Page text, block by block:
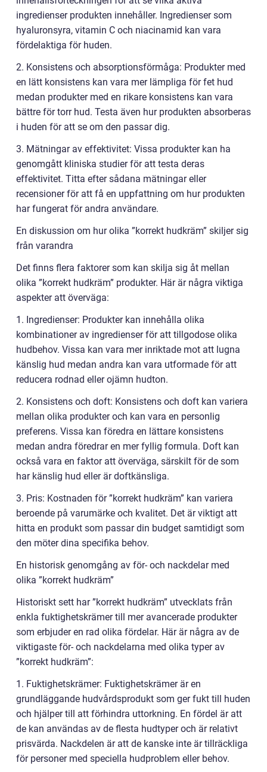
ingredienser produkten innehåller. Ingredienser som
hyaluronsyra, vitamin C och niacinamid kan vara
fördelaktiga för huden.
2. Konsistens och absorptionsförmåga: Produkter med
en lätt konsistens kan vara mer lämpliga för fet hud
medan produkter med en rikare konsistens kan vara
bättre för torr hud. Testa även hur produkten absorberas
i huden för att se om den passar dig.
3. Mätningar av effektivitet: Vissa produkter kan ha
genomgått kliniska studier för att testa deras
effektivitet. Titta efter sådana mätningar eller
recensioner för att få en uppfattning om hur produkten
har fungerat för andra användare.
En diskussion om hur olika ”korrekt hudkräm” skiljer sig
från varandra
Det finns flera faktorer som kan skilja sig åt mellan
olika ”korrekt hudkräm” produkter. Här är några viktiga
aspekter att överväga:
1. Ingredienser: Produkter kan innehålla olika
kombinationer av ingredienser för att tillgodose olika
hudbehov. Vissa kan vara mer inriktade mot att lugna
känslig hud medan andra kan vara utformade för att
reducera rodnad eller ojämn hudton.
2. Konsistens och doft: Konsistens och doft kan variera
mellan olika produkter och kan vara en personlig
preferens. Vissa kan föredra en lättare konsistens
medan andra föredrar en mer fyllig formula. Doft kan
också vara en faktor att överväga, särskilt för de som
har känslig hud eller är doftkänsliga.
3. Pris: Kostnaden för ”korrekt hudkräm” kan variera
beroende på varumärke och kvalitet. Det är viktigt att
hitta en produkt som passar din budget samtidigt som
den möter dina specifika behov.
En historisk genomgång av för- och nackdelar med
olika ”korrekt hudkräm”
Historiskt sett har ”korrekt hudkräm” utvecklats från
enkla fuktighetskrämer till mer avancerade produkter
som erbjuder en rad olika fördelar. Här är några av de
viktigaste för- och nackdelarna med olika typer av
”korrekt hudkräm”:
1. Fuktighetskrämer: Fuktighetskrämer är en
grundläggande hudvårdsprodukt som ger fukt till huden
och hjälper till att förhindra uttorkning. En fördel är att
de kan användas av de flesta hudtyper och är relativt
prisvärda. Nackdelen är att de kanske inte är tillräckliga
för personer med speciella hudproblem eller behov.